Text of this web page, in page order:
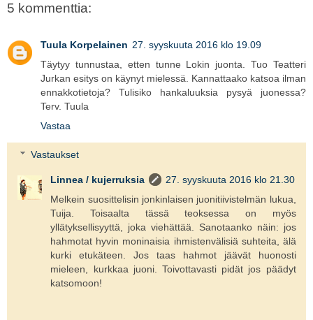
5 kommenttia:
Tuula Korpelainen 27. syyskuuta 2016 klo 19.09
Täytyy tunnustaa, etten tunne Lokin juonta. Tuo Teatteri
Jurkan esitys on käynyt mielessä. Kannattaako katsoa ilman
ennakkotietoja? Tulisiko hankaluuksia pysyä juonessa?
Terv. Tuula
Vastaa
Vastaukset
Linnea / kujerruksia
27. syyskuuta 2016 klo 21.30
Melkein suosittelisin jonkinlaisen juonitiivistelmän lukua,
Tuija. Toisaalta tässä teoksessa on myös
yllätyksellisyyttä, joka viehättää. Sanotaanko näin: jos
hahmotat hyvin moninaisia ihmistenvälisiä suhteita, älä
kurki etukäteen. Jos taas hahmot jäävät huonosti
mieleen, kurkkaa juoni. Toivottavasti pidät jos päädyt
katsomoon!